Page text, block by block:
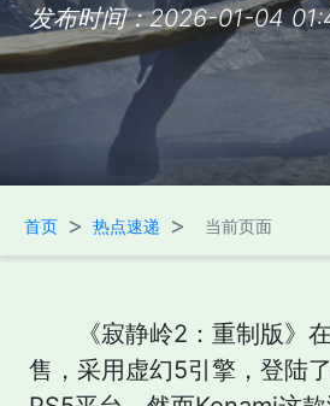
发布时间：2026-01-04
首页 > 热点速递 > 当前页面
《寂静岭2：重制版》
售，采用虚幻5引擎，登陆